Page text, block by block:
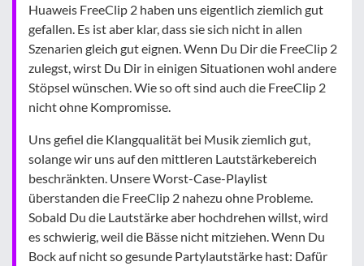
Huaweis FreeClip 2 haben uns eigentlich ziemlich gut
gefallen. Es ist aber klar, dass sie sich nicht in allen
Szenarien gleich gut eignen. Wenn Du Dir die FreeClip 2
zulegst, wirst Du Dir in einigen Situationen wohl andere
Stöpsel wünschen. Wie so oft sind auch die FreeClip 2
nicht ohne Kompromisse.
Uns gefiel die Klangqualität bei Musik ziemlich gut,
solange wir uns auf den mittleren Lautstärkebereich
beschränkten. Unsere Worst-Case-Playlist
überstanden die FreeClip 2 nahezu ohne Probleme.
Sobald Du die Lautstärke aber hochdrehen willst, wird
es schwierig, weil die Bässe nicht mitziehen. Wenn Du
Bock auf nicht so gesunde Partylautstärke hast: Dafür